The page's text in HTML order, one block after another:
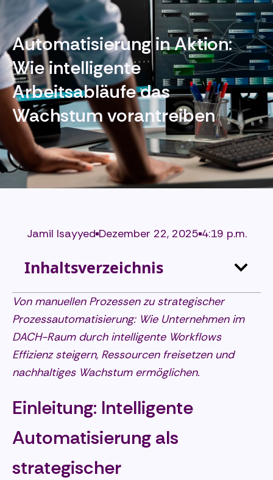
Automatisierung in Aktion:
Wie intelligente
Arbeitsabläufe das
Wachstum vorantreiben
Jamil Isayyed Dezember 22, 2025 4:19 p.m.
Inhaltsverzeichnis
Von manuellen Prozessen zu strategischer
Prozessautomatisierung: Wie Unternehmen im
DACH-Raum durch intelligente Workflows
Effizienz steigern, Ressourcen freisetzen und
nachhaltiges Wachstum ermöglichen.
Einleitung: Intelligente
Automatisierung als
strategischer